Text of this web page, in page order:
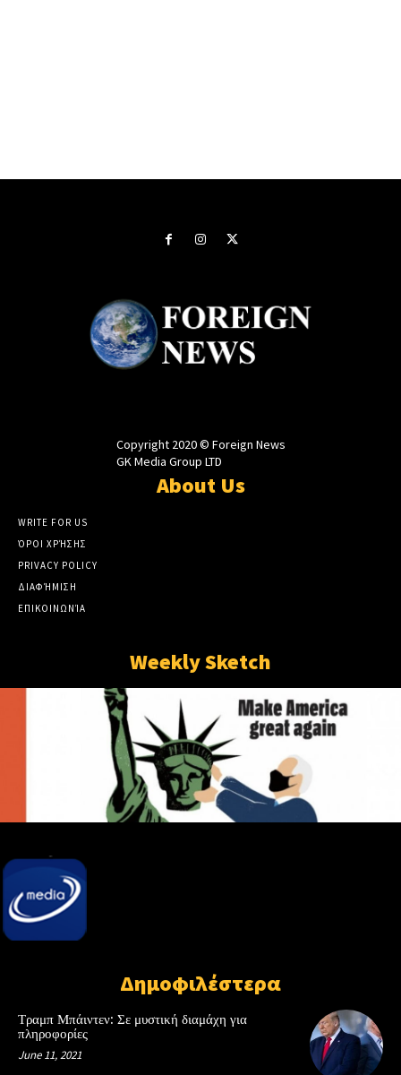
Copyright 2020 © Foreign News
GK Media Group LTD
About Us
WRITE FOR US
ΌΡΟΙ ΧΡΉΣΗΣ
PRIVACY POLICY
ΔΙΑΦΉΜΙΣΗ
ΕΠΙΚΟΙΝΩΝΊΑ
Weekly Sketch
Δημοφιλέστερα
Τραμπ Μπάιντεν: Σε μυστική διαμάχη για
πληροφορίες
June 11, 2021